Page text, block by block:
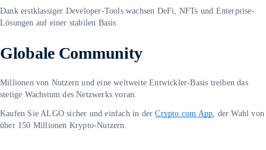
Dank erstklassiger Developer-Tools wachsen DeFi, NFTs und Enterprise-
Lösungen auf einer stabilen Basis.
Globale Community
Millionen von Nutzern und eine weltweite Entwickler-Basis treiben das
stetige Wachstum des Netzwerks voran.
Kaufen Sie ALGO sicher und einfach in derCrypto.com App , der Wahl von
über 150 Millionen Krypto-Nutzern.